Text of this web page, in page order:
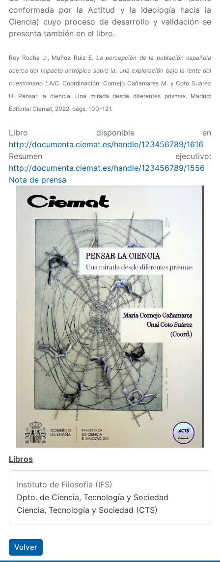
conformada por la Actitud y la Ideología hacia la
Ciencia) cuyo proceso de desarrollo y validación se
presenta también en el libro.
Rey Rocha J., Muñoz Ruiz E. La percepción de la población española
acerca del impacto antrópico sobre la: una exploración bajo la lente del
cuestionario LAIC. Coordinación: Cornejo Cañamares M. y Coto Suárez
U. Pensar la ciencia. Una mirada desde diferentes prismas. Madrid:
Editorial Ciemat, 2022, págs. 100-121.
Libro disponible en
http://documenta.ciemat.es/handle/123456789/1616
Resumen ejecutivo:
http://documenta.ciemat.es/handle/123456789/1556
Nota de prensa
Libros
Instituto de Filosofía (IFS)
Dpto. de Ciencia, Tecnología y Sociedad
Ciencia, Tecnología y Sociedad (CTS)
Volver